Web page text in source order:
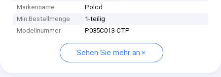
Markenname
Polcd
Min Bestellmenge
1-teilig
Modellnummer
P035C013-CTP
Sehen Sie mehr an